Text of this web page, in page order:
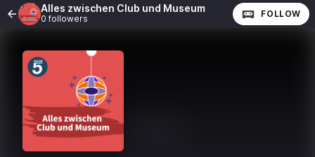
Alles zwischen Club und Museum
0 followers FOLLOW